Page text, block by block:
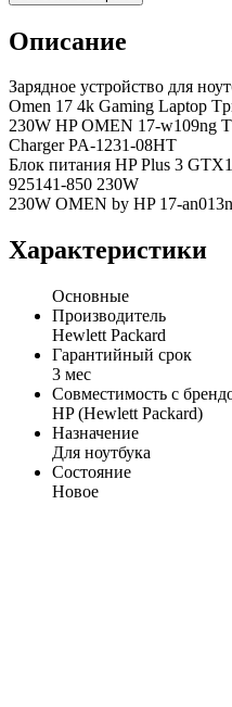
Описание
Зарядное устройство для
Omen 17 4k Gaming Laptop
230W HP OMEN 17-w109ng
Charger PA-1231-08HT
Блок питания HP Plus 3
925141-850 230W
230W OMEN by HP 17-
Характеристики
Основные
Производитель
Hewlett Packard
Гарантийный срок
3 мес
Совместимость с
HP (Hewlett Packard)
Назначение
Для ноутбука
Состояние
Новое